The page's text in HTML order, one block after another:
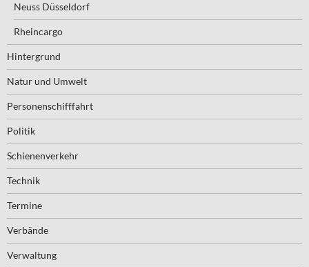
Neuss Düsseldorf
Rheincargo
Hintergrund
Natur und Umwelt
Personenschifffahrt
Politik
Schienenverkehr
Technik
Termine
Verbände
Verwaltung